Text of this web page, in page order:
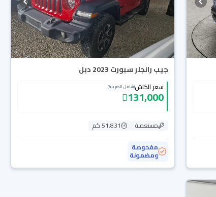
جيب رانجلر سبورت 2023 دبل
سعر الكاش(شامل الضريبة)
131,000
مستعملة
51,831 كم
مفحوصة
ومضمونة